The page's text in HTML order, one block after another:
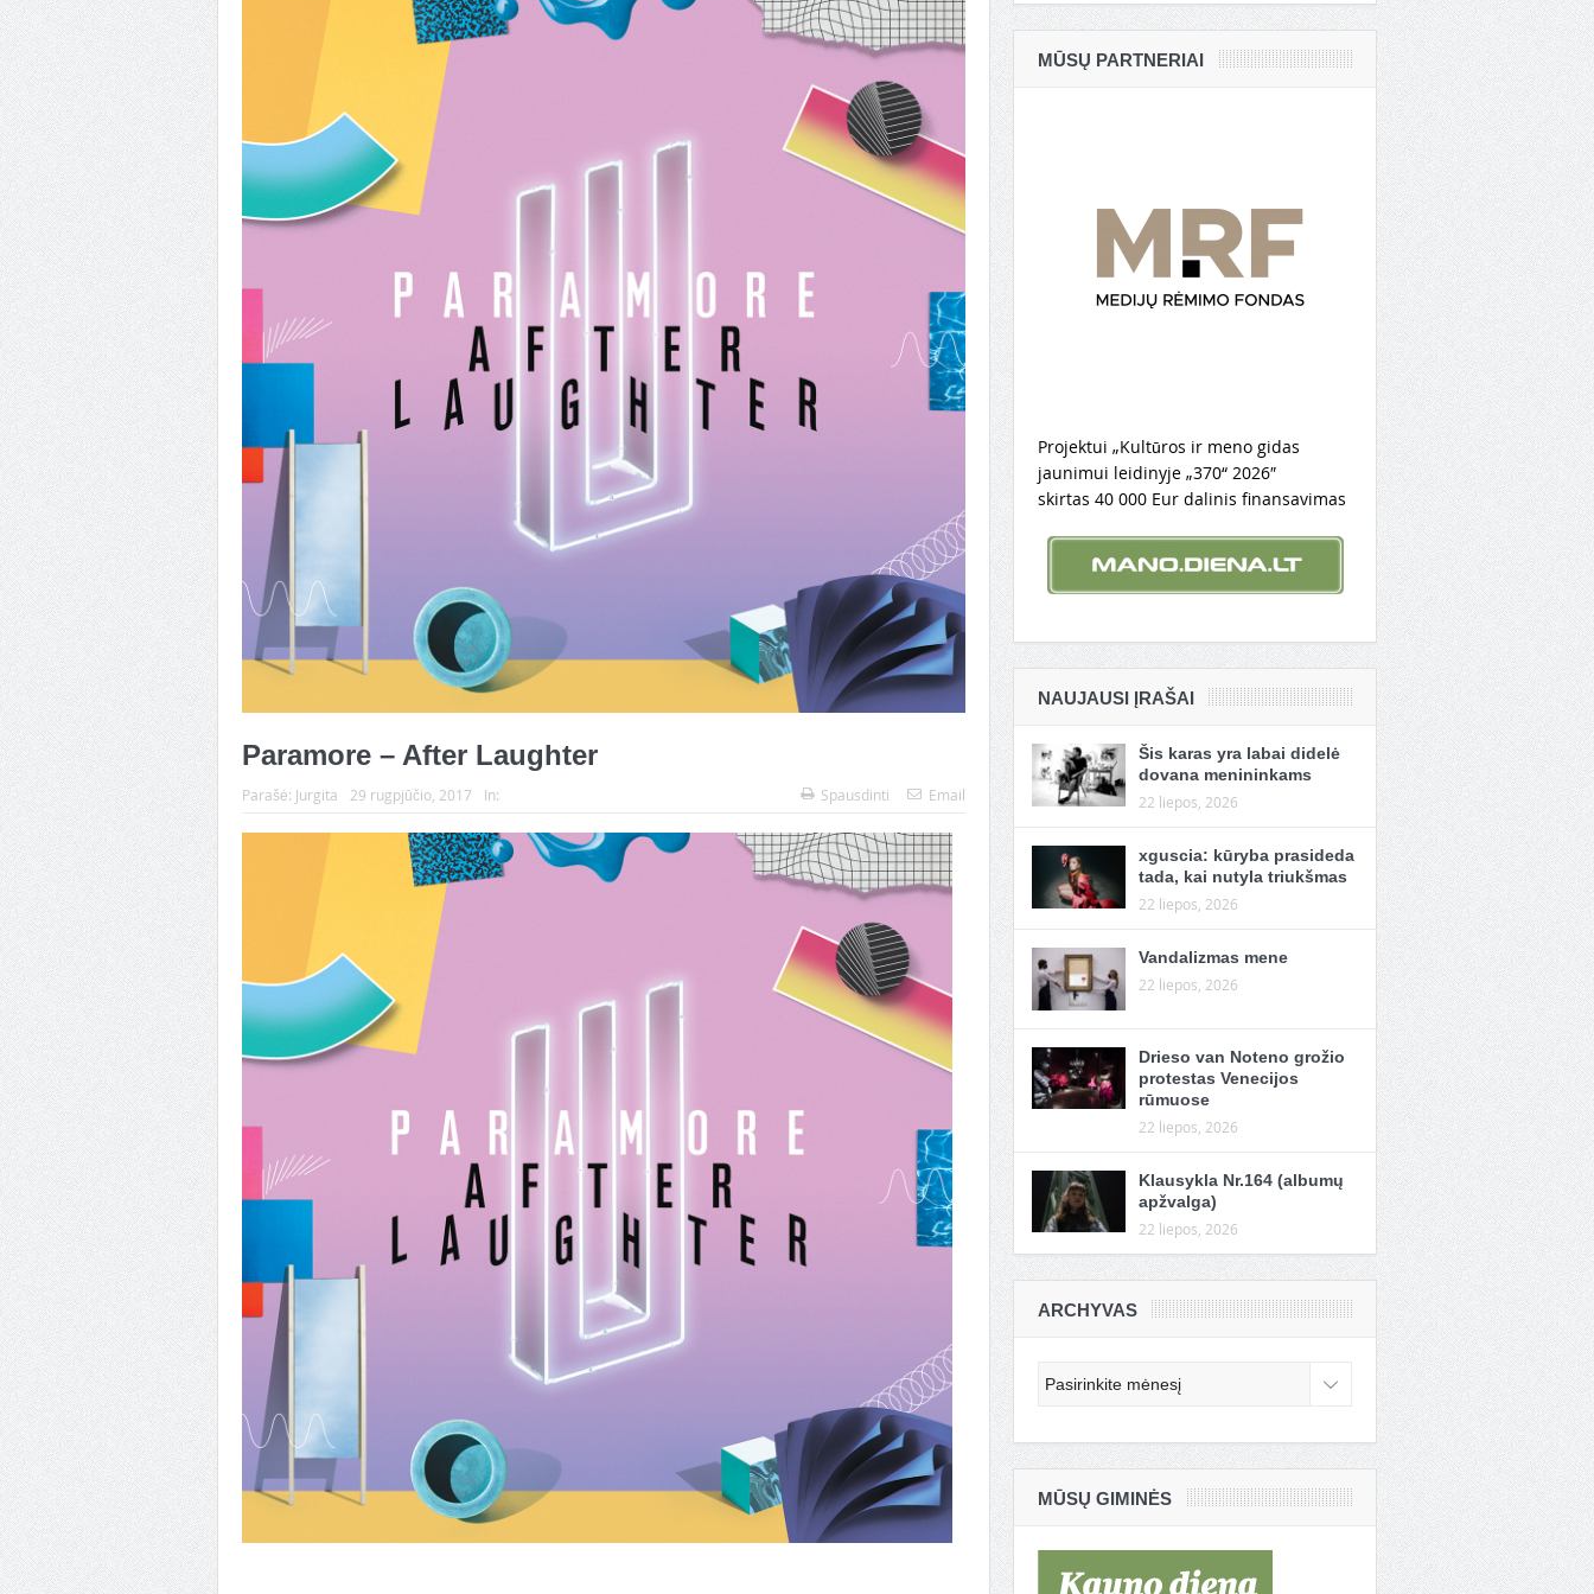
Paramore – After Laughter
Parašė: Jurgita 29 rugpjūčio, 2017 In: Spausdinti Email
MŪSŲ PARTNERIAI
Projektui „Kultūros ir meno gidas
jaunimui leidinyje „370“ 2026″
skirtas 40 000 Eur dalinis finansavimas
NAUJAUSI ĮRAŠAI
Šis karas yra labai didelė
dovana menininkams
22 liepos, 2026
xguscia: kūryba prasideda
tada, kai nutyla triukšmas
22 liepos, 2026
Vandalizmas mene
22 liepos, 2026
Drieso van Noteno grožio
protestas Venecijos
rūmuose
22 liepos, 2026
Klausykla Nr.164 (albumų
apžvalga)
22 liepos, 2026
ARCHYVAS
MŪSŲ GIMINĖS